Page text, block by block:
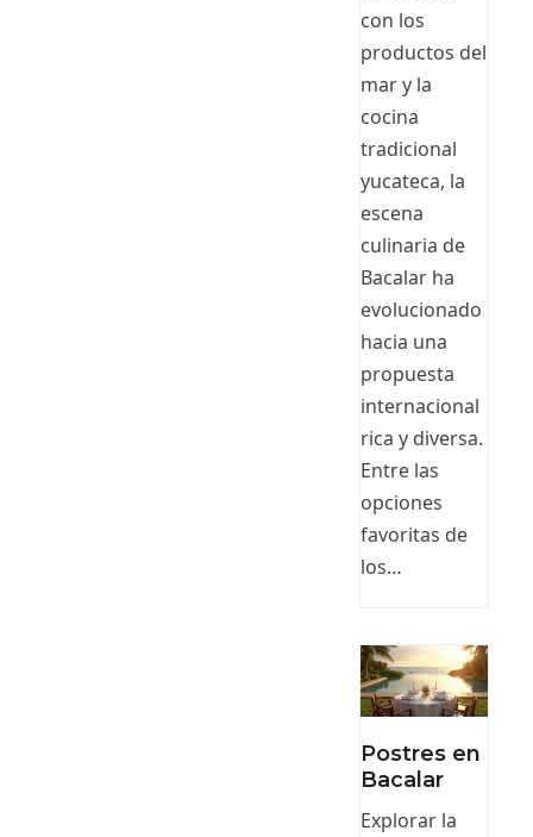
con los
productos del
mar y la
cocina
tradicional
yucateca, la
escena
culinaria de
Bacalar ha
evolucionado
hacia una
propuesta
internacional
rica y diversa.
Entre las
opciones
favoritas de
los…
Postres en
Bacalar
Explorar la